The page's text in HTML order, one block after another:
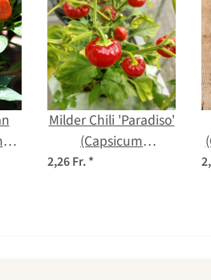
Milder Chili 'Paradiso'
(Capsicum
frutescens) Bio
2,26 Fr.*